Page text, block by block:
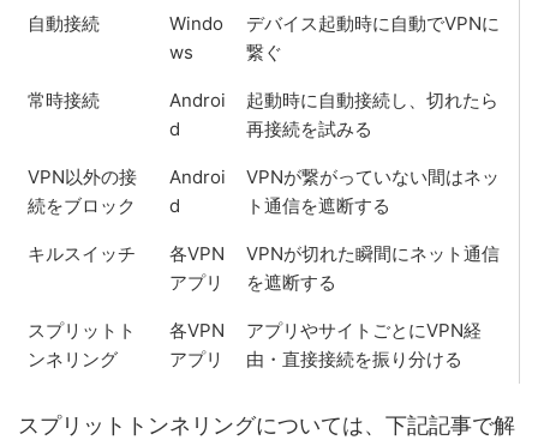
自動接続
Windo
ws
デバイス起動時に自動でVPNに
繋ぐ
常時接続
Androi
d
起動時に自動接続し、切れたら
再接続を試みる
VPN以外の接
続をブロック
Androi
d
VPNが繋がっていない間はネッ
ト通信を遮断する
キルスイッチ
各VPN
アプリ
VPNが切れた瞬間にネット通信
を遮断する
スプリットト
ンネリング
各VPN
アプリ
アプリやサイトごとにVPN経
由・直接接続を振り分ける
スプリットトンネリングについては、下記記事で解